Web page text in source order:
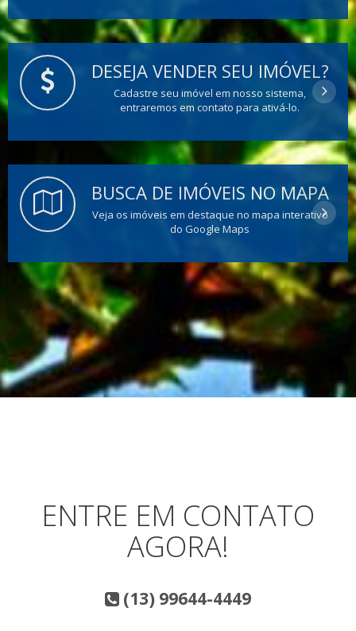
DESEJA VENDER SEU IMÓVEL?
Cadastre seu imóvel em nosso sistema,
entraremos em contato para ativá-lo.
BUSCA DE IMÓVEIS NO MAPA
Veja os imóveis em destaque no mapa interativo
do Google Maps
ENTRE EM CONTATO
AGORA!
(13) 99644-4449